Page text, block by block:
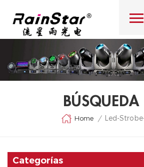
BÚSQUEDA
Home / Led-
Categorías